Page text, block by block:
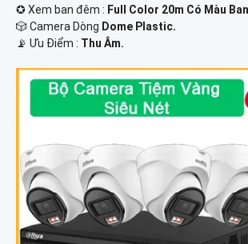
✪ Xem ban đêm : Full Color 20m Có Màu
🎲 Camera Dòng Dome Plastic.
️📡 Ưu Điểm : Thu Âm.